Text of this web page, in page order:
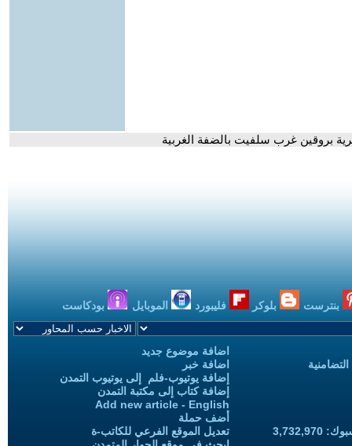
بروقين غرب سلفيت بالضفة الغربية
بنترست بلوكر فليبورد الموبايل بودكاست
اضافة موضوع جديد
اضافة خبر
إضافة يوتيوب-فلم إلى يوتيوب التمدن
إضافة كتاب إلى مكتبة التمدن
Add new article - English
أضف حملة
تعديل الموقع الفرعي للكاتب-ة